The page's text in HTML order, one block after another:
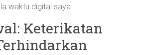
waktu digital saya.
Keterikatan